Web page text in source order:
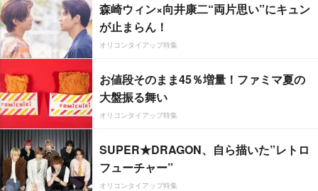
森崎ウィン×向井康二“両片思い”にキュン
が止まらん！
オリコンタイアップ特集
お値段そのまま45％増量！ファミマ夏の
大盤振る舞い
オリコンタイアップ特集
SUPER★DRAGON、自ら描いた”レトロ
フューチャー”
オリコンタイアップ特集